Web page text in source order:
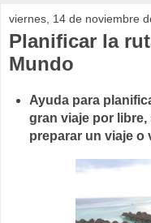
viernes, 14 de noviembre
Planificar la
Mundo
Ayuda para
gran viaje por
preparar un viaje o